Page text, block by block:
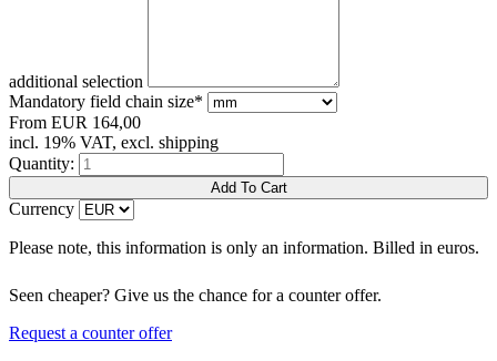
additional selection
Mandatory field chain size*
From EUR 164,00
incl. 19% VAT, excl. shipping
Quantity:
Currency
Please note, this information is only an information. Billed in euros.
Seen cheaper? Give us the chance for a counter offer.
Request a counter offer